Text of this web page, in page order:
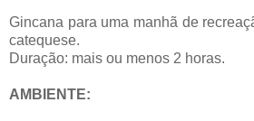
Gincana para uma manhã de
catequese.
Duração: mais ou menos 2 horas.
AMBIENTE: